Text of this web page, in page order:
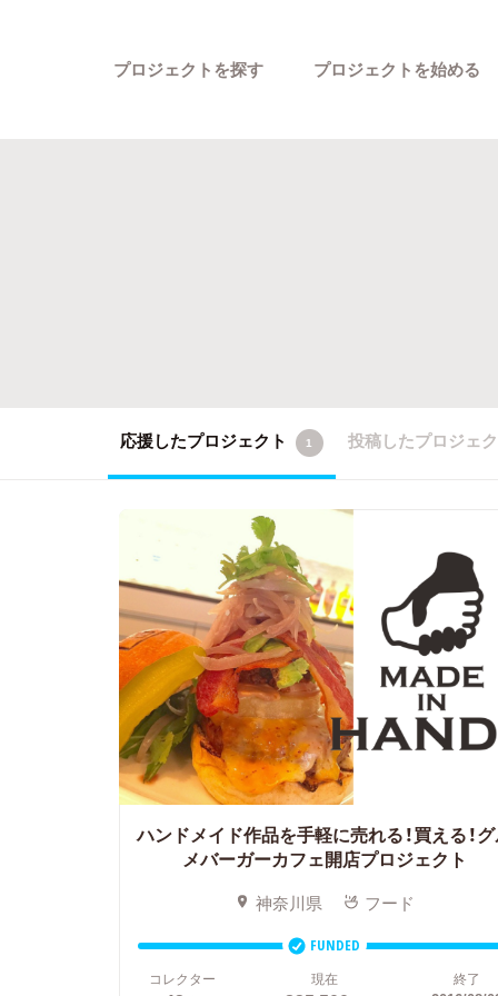
プロジェクトを探す プロジェクトを始める
応援したプロジェクト 1 投稿したプロジェ
ハンドメイド作品を手軽に売れる！買える！
メバーガーカフェ開店プロジェクト
神奈川県 フード
FUNDED
コレクター
現在 終了